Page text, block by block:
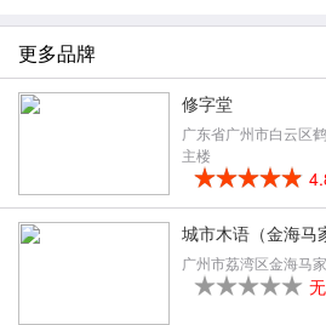
更多品牌
修字堂
广东省广州市白云区
主楼
城市木语（金海马
广州市荔湾区金海马
无